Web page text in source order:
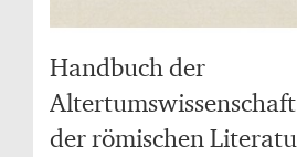
Handbuch der
der römischen